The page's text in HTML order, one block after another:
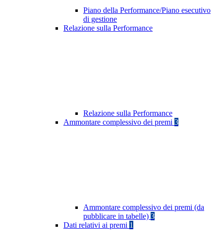
Piano della Performance/Piano esecutivo
di gestione
Relazione sulla Performance
Relazione sulla Performance
Ammontare complessivo dei premi 3
Ammontare complessivo dei premi (da
pubblicare in tabelle) 3
Dati relativi ai premi 1